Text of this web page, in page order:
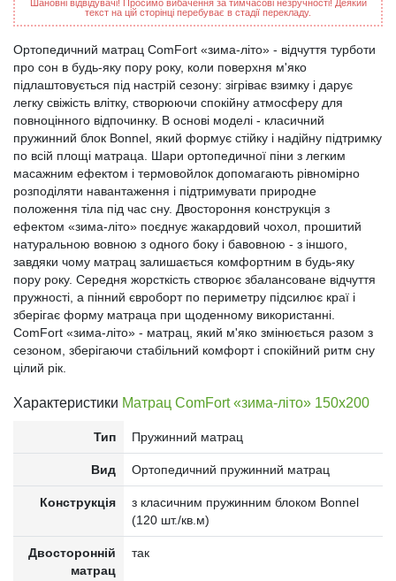
Шановні відвідувачі! Просимо вибачення за тимчасові незручності! Деякий
текст на цій сторінці перебуває в стадії перекладу.
Ортопедичний матрац ComFort «зима-літо» - відчуття турботи
про сон в будь-яку пору року, коли поверхня м'яко
підлаштовується під настрій сезону: зігріває взимку і дарує
легку свіжість влітку, створюючи спокійну атмосферу для
повноцінного відпочинку. В основі моделі - класичний
пружинний блок Bonnel, який формує стійку і надійну підтримку
по всій площі матраца. Шари ортопедичної піни з легким
масажним ефектом і термовойлок допомагають рівномірно
розподіляти навантаження і підтримувати природне
положення тіла під час сну. Двостороння конструкція з
ефектом «зима-літо» поєднує жакардовий чохол, прошитий
натуральною вовною з одного боку і бавовною - з іншого,
завдяки чому матрац залишається комфортним в будь-яку
пору року. Середня жорсткість створює збалансоване відчуття
пружності, а пінний євроборт по периметру підсилює краї і
зберігає форму матраца при щоденному використанні.
ComFort «зима-літо» - матрац, який м'яко змінюється разом з
сезоном, зберігаючи стабільний комфорт і спокійний ритм сну
цілий рік.
Характеристики Матрац ComFort «зима-літо» 150x200
Тип Пружинний матрац
Вид Ортопедичний пружинний матрац
Конструкція
з класичним пружинним блоком Bonnel
(120 шт./кв.м)
Двосторонній
матрац
так